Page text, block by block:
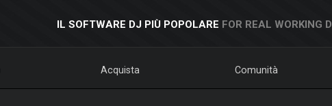
IL SOFTWARE DJ PIÙ POPOLARE FOR REAL WORKING
Acquista Comunità